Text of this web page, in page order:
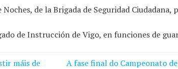
de la Brigada de Seguridad
de Instrucción de Vigo, en funciones de
máis de
A fase final do Campeonato